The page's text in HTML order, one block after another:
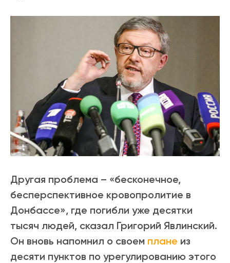
Другая проблема – «бесконечное,
бесперспективное кровопролитие в
Донбассе», где погибли уже десятки
тысяч людей, сказал Григорий Явлинский.
Он вновь напомнил о своем плане из
десяти пунктов по урегулированию этого